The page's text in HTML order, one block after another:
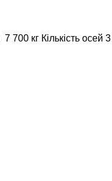
7 700 кг Кількість осей 3